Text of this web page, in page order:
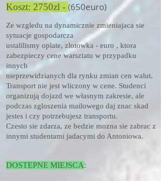
Koszt: 2750zl - (650euro)
Ze wzgledu na dynamicznie zmieniajaca sie
sytuacje gospodarcza
ustalilismy oplate, zlotowka - euro , ktora
zabezpieczy cene warsztatu w przypadku
innych
nieprzewidzianych dla rynku zmian cen walut.
Transport nie jest wliczony w cene. Studenci
organizują dojazd we własnym zakresie, ale
podczas zgloszenia mailowego daj znac skad
jestes i czy potrzebujesz transportu.
Czesto sie zdarza, ze bedzie mozna sie zabrac z
innymi studentami jadacymi do Antoniowa.
DOSTEPNE MIEJSCA: